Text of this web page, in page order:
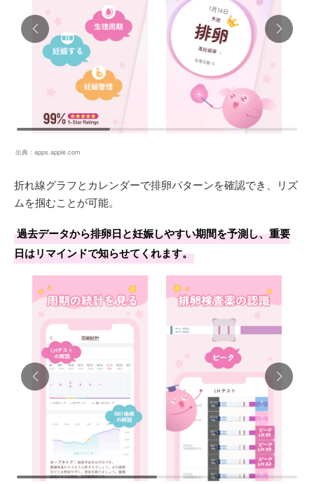
出典： apps.apple.com
折れ線グラフとカレンダーで排卵パターンを確認でき、リズ
ムを掴むことが可能。
過去データから排卵日と妊娠しやすい期間を予測し、重要
日はリマインドで知らせてくれます。